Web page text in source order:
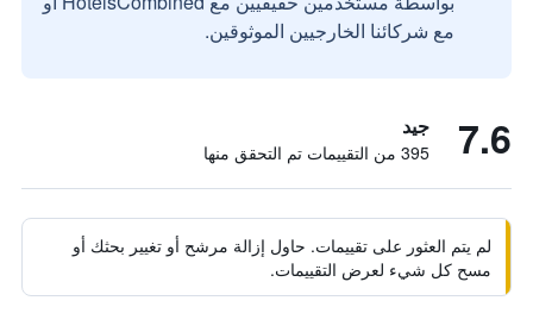
مع شركائنا الخارجيين الموثوقين.
7.6 جيد
395 من التقييمات تم التحقق منها
لم يتم العثور على تقييمات. حاول إزالة مرشح أو تغيير بحثك أو
مسح كل شيء لعرض التقييمات.